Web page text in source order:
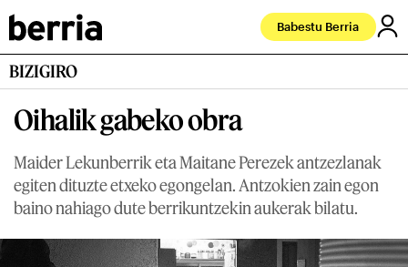
Babestu Berria
BIZIGIRO
Oihalik gabeko obra
Maider Lekunberrik eta Maitane Perezek antzezlanak
egiten dituzte etxeko egongelan. Antzokien zain egon
baino nahiago dute berrikuntzekin aukerak bilatu.